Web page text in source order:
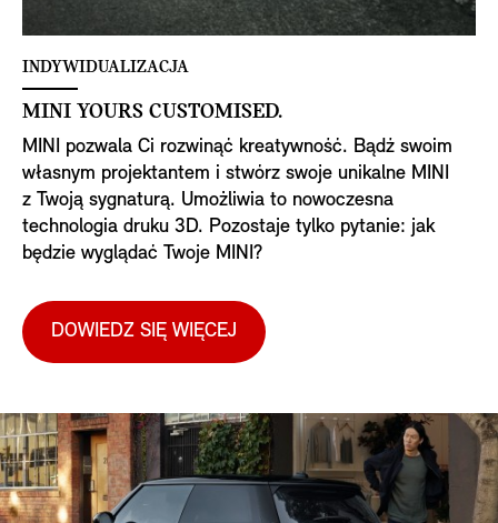
INDYWIDUALIZACJA
MINI YOURS CUSTOMISED.
MINI pozwala Ci rozwinąć kreatywność. Bądź swoim
własnym projektantem i stwórz swoje unikalne MINI
z Twoją sygnaturą. Umożliwia to nowoczesna
technologia druku 3D. Pozostaje tylko pytanie: jak
będzie wyglądać Twoje MINI?
DOWIEDZ SIĘ WIĘCEJ